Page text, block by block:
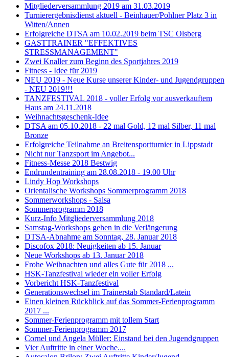
Mitgliederversammlung 2019 am 31.03.2019
Turnierergebnisdienst aktuell - Beinhauer/Pohlner Platz 3 in
Witten/Annen
Erfolgreiche DTSA am 10.02.2019 beim TSC Olsberg
GASTTRAINER "EFFEKTIVES
STRESSMANAGEMENT"
Zwei Knaller zum Beginn des Sportjahres 2019
Fitness - Idee für 2019
NEU 2019 - Neue Kurse unserer Kinder- und Jugendgruppen
- NEU 2019!!!
TANZFESTIVAL 2018 - voller Erfolg vor ausverkauftem
Haus am 24.11.2018
Weihnachtsgeschenk-Idee
DTSA am 05.10.2018 - 22 mal Gold, 12 mal Silber, 11 mal
Bronze
Erfolgreiche Teilnahme an Breitensportturnier in Lippstadt
Nicht nur Tanzsport im Angebot...
Fitness-Messe 2018 Bestwig
Endrundentraining am 28.08.2018 - 19.00 Uhr
Lindy Hop Workshops
Orientalische Workshops Sommerprogramm 2018
Sommerworkshops - Salsa
Sommerprogramm 2018
Kurz-Info Mitgliederversammlung 2018
Samstag-Workshops gehen in die Verlängerung
DTSA-Abnahme am Sonntag, 28. Januar 2018
Discofox 2018: Neuigkeiten ab 15. Januar
Neue Workshops ab 13. Januar 2018
Frohe Weihnachten und alles Gute für 2018 ...
HSK-Tanzfestival wieder ein voller Erfolg
Vorbericht HSK-Tanzfestival
Generationswechsel im Trainerstab Standard/Latein
Einen kleinen Rückblick auf das Sommer-Ferienprogramm
2017 ...
Sommer-Ferienprogramm mit tollem Start
Sommer-Ferienprogramm 2017
Cornel und Angela Müller: Einstand bei den Jugendgruppen
Vier Auftritte in einer Woche....